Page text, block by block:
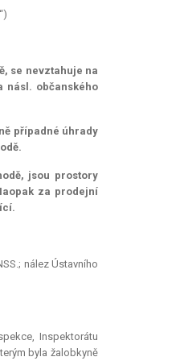
se nevztahuje na
násl. občanského
případné úhrady
jsou prostory
za prodejní
nález Ústavního
Inspektorátu
byla žalobkyně